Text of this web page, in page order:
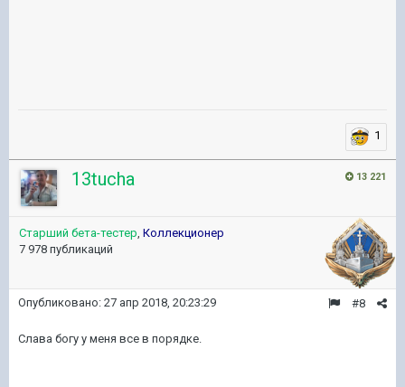
1
13 221
13tucha
Старший бета-тестер, Коллекционер
7 978 публикаций
#8
Опубликовано: 27 апр 2018, 20:23:29
Слава богу у меня все в порядке.